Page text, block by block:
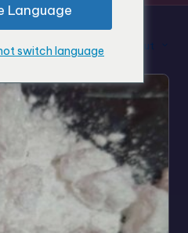
Tri par défaut
Language
switch language